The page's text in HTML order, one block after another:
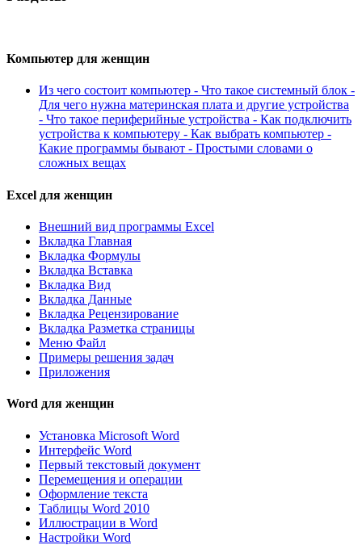
Компьютер для женщин
Из чего состоит компьютер - Что такое системный блок -
Для чего нужна материнская плата и другие устройства
- Что такое периферийные устройства - Как подключить
устройства к компьютеру - Как выбрать компьютер -
Какие программы бывают - Простыми словами о
сложных вещах
Excel для женщин
Внешний вид программы Excel
Вкладка Главная
Вкладка Формулы
Вкладка Вставка
Вкладка Вид
Вкладка Данные
Вкладка Рецензирование
Вкладка Разметка страницы
Меню Файл
Примеры решения задач
Приложения
Word для женщин
Установка Microsoft Word
Интерфейс Word
Первый текстовый документ
Перемещения и операции
Оформление текста
Таблицы Word 2010
Иллюстрации в Word
Настройки Word